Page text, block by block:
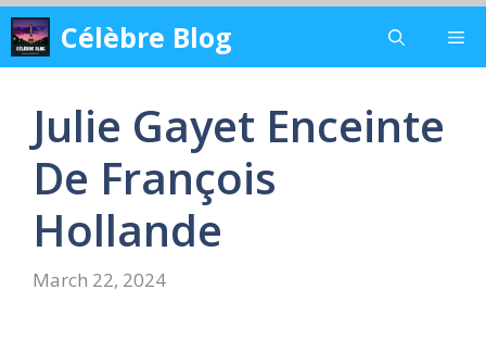
Skip
to
content
Célèbre Blog
Julie Gayet Enceinte
De François
Hollande
March 22, 2024